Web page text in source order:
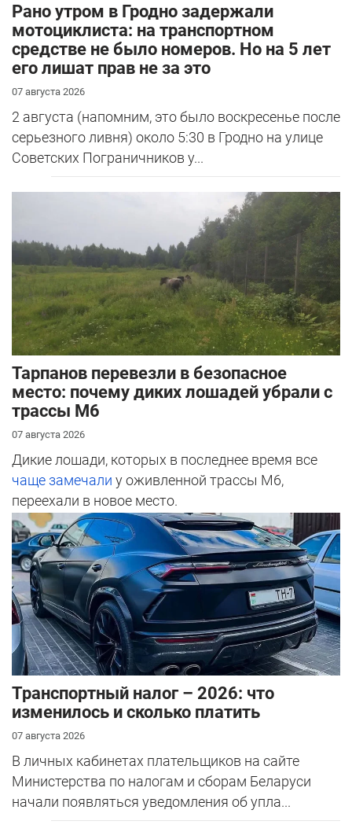
Рано утром в Гродно задержали
мотоциклиста: на транспортном
средстве не было номеров. Но на 5 лет
его лишат прав не за это
07 августа 2026
2 августа (напомним, это было воскресенье после
серьезного ливня) около 5:30 в Гродно на улице
Советских Пограничников у...
Тарпанов перевезли в безопасное
место: почему диких лошадей убрали с
трассы М6
07 августа 2026
Дикие лошади, которых в последнее время все
чаще замечали у оживленной трассы М6,
переехали в новое место.
Транспортный налог – 2026: что
изменилось и сколько платить
07 августа 2026
В личных кабинетах плательщиков на сайте
Министерства по налогам и сборам Беларуси
начали появляться уведомления об упла...